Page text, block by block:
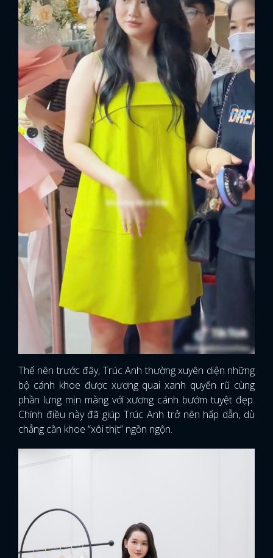
Thế nên trước đây, Trúc Anh thường xuyên diện những
bộ cánh khoe được xương quai xanh quyến rũ cùng
phần lưng mịn màng với xương cánh bướm tuyệt đẹp.
Chính điều này đã giúp Trúc Anh trở nên hấp dẫn, dù
chẳng cần khoe “xôi thịt” ngồn ngộn.